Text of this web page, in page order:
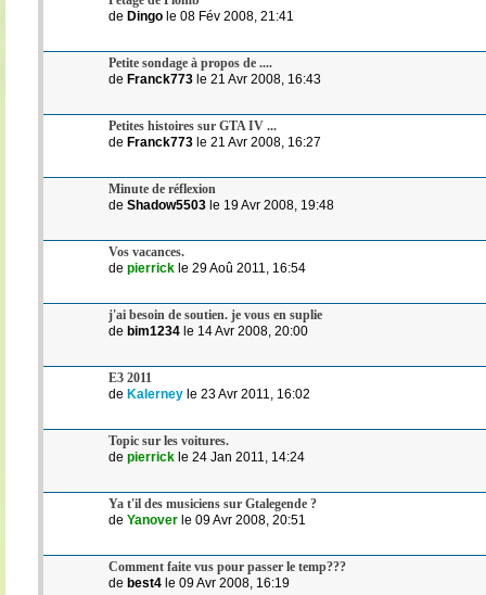
de Dingole 08 Fév 2008, 21:41
Petite sondage à propos de ....
de Franck773le 21 Avr 2008, 16:43
Petites histoires sur GTA IV ...
de Franck773le 21 Avr 2008, 16:27
Minute de réflexion
de Shadow5503le 19 Avr 2008, 19:48
Vos vacances.
de pierrickle 29 Aoû 2011, 16:54
j'ai besoin de soutien. je vous en suplie
de bim1234le 14 Avr 2008, 20:00
E3 2011
de Kalerneyle 23 Avr 2011, 16:02
Topic sur les voitures.
de pierrickle 24 Jan 2011, 14:24
Ya t'il des musiciens sur Gtalegende ?
de Yanoverle 09 Avr 2008, 20:51
Comment faite vus pour passer le temp???
de best4le 09 Avr 2008, 16:19